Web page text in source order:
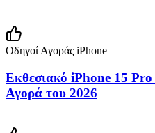
Οδηγοί Αγοράς iPhone
Εκθεσιακό iPhone 15
Αγορά του 2026